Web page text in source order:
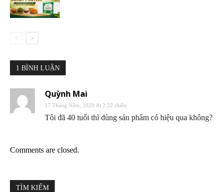
1 BÌNH LUẬN
Quỳnh Mai
17 Tháng Năm, 2020 At 2:22 chiều
Tôi đã 40 tuổi thì dùng sản phẩm có hiệu qua không?
Comments are closed.
TÌM KIẾM